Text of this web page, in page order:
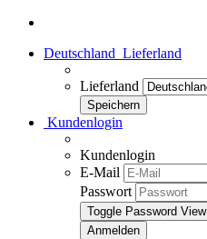
Deutschland Lieferland
Lieferland
Kundenlogin
Kundenlogin
E-Mail
Passwort
Toggle Password View